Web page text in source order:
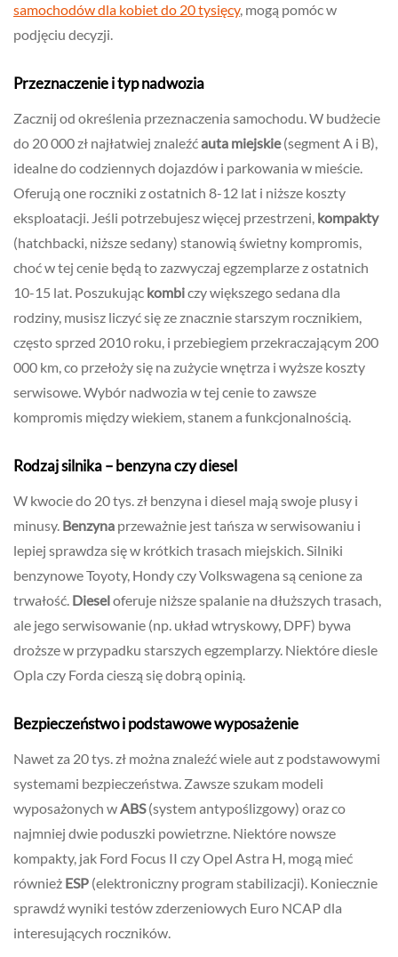
samochodów dla kobiet do 20 tysięcy, mogą pomóc w
podjęciu decyzji.
Przeznaczenie i typ nadwozia
Zacznij od określenia przeznaczenia samochodu. W budżecie
do 20 000 zł najłatwiej znaleźćauta miejskie(segment A i B),
idealne do codziennych dojazdów i parkowania w mieście.
Oferują one roczniki z ostatnich 8-12 lat i niższe koszty
eksploatacji. Jeśli potrzebujesz więcej przestrzeni, kompakty
(hatchbacki, niższe sedany) stanowią świetny kompromis,
choć w tej cenie będą to zazwyczaj egzemplarze z ostatnich
10-15 lat. Poszukując kombiczy większego sedana dla
rodziny, musisz liczyć się ze znacznie starszym rocznikiem,
często sprzed 2010 roku, i przebiegiem przekraczającym 200
000 km, co przełoży się na zużycie wnętrza i wyższe koszty
serwisowe. Wybór nadwozia w tej cenie to zawsze
kompromis między wiekiem, stanem a funkcjonalnością.
Rodzaj silnika – benzyna czy diesel
W kwocie do 20 tys. zł benzyna i diesel mają swoje plusy i
minusy. Benzyna przeważnie jest tańsza w serwisowaniu i
lepiej sprawdza się w krótkich trasach miejskich. Silniki
benzynowe Toyoty, Hondy czy Volkswagena są cenione za
trwałość. Dieseloferuje niższe spalanie na dłuższych trasach,
ale jego serwisowanie (np. układ wtryskowy, DPF) bywa
droższe w przypadku starszych egzemplarzy. Niektóre diesle
Opla czy Forda cieszą się dobrą opinią.
Bezpieczeństwo i podstawowe wyposażenie
Nawet za 20 tys. zł można znaleźć wiele aut z podstawowymi
systemami bezpieczeństwa. Zawsze szukam modeli
wyposażonych w ABS(system antypoślizgowy) oraz co
najmniej dwie poduszki powietrzne. Niektóre nowsze
kompakty, jak Ford Focus II czy Opel Astra H, mogą mieć
również ESP (elektroniczny program stabilizacji). Koniecznie
sprawdź wyniki testów zderzeniowych Euro NCAP dla
interesujących roczników.